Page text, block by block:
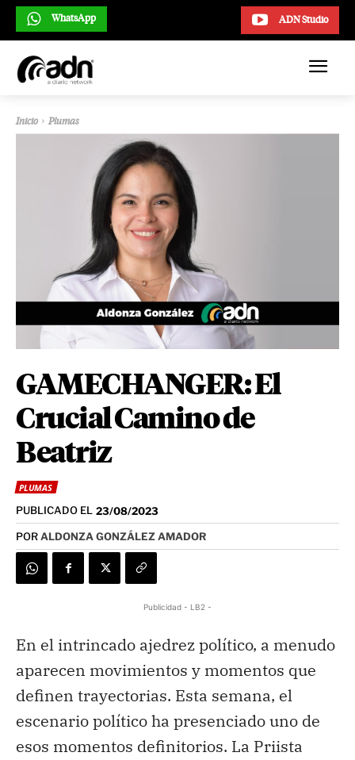
ADN Studio
WhatsApp
Inicio Plumas
GAMECHANGER: El
Crucial Camino de
Beatriz
PLUMAS
PUBLICADO EL 23/08/2023
PORALDONZA GONZÁLEZ AMADOR
Publicidad - LB2 -
En el intrincado ajedrez político, a menudo
aparecen movimientos y momentos que
definen trayectorias. Esta semana, el
escenario político ha presenciado uno de
esos momentos definitorios. La Priista